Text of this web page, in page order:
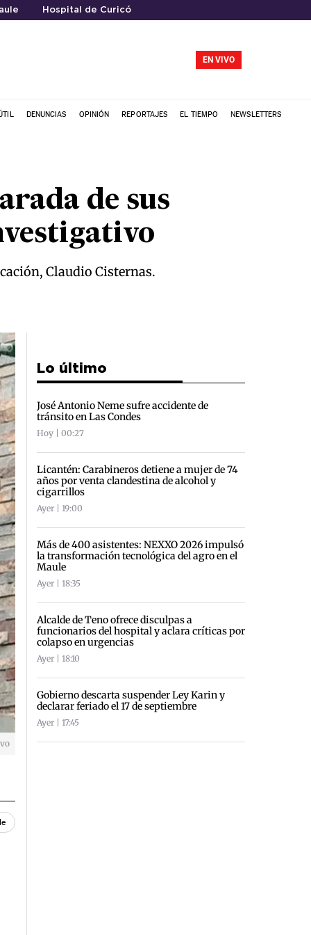
Hospital de Curicó
EN VIVO
DENUNCIAS OPINIÓN REPORTAJES EL TIEMPO NEWSLETTERS
de sus
Claudio Cisternas.
Lo último
José Antonio Neme sufre accidente de
tránsito en Las Condes
Hoy | 00:27
Licantén: Carabineros detiene a mujer de 74
años por venta clandestina de alcohol y
cigarrillos
Ayer | 19:00
Más de 400 asistentes: NEXXO 2026 impulsó
la transformación tecnológica del agro en el
Maule
Ayer | 18:35
Alcalde de Teno ofrece disculpas a
funcionarios del hospital y aclara críticas por
colapso en urgencias
Ayer | 18:10
Gobierno descarta suspender Ley Karin y
declarar feriado el 17 de septiembre
Ayer | 17:45